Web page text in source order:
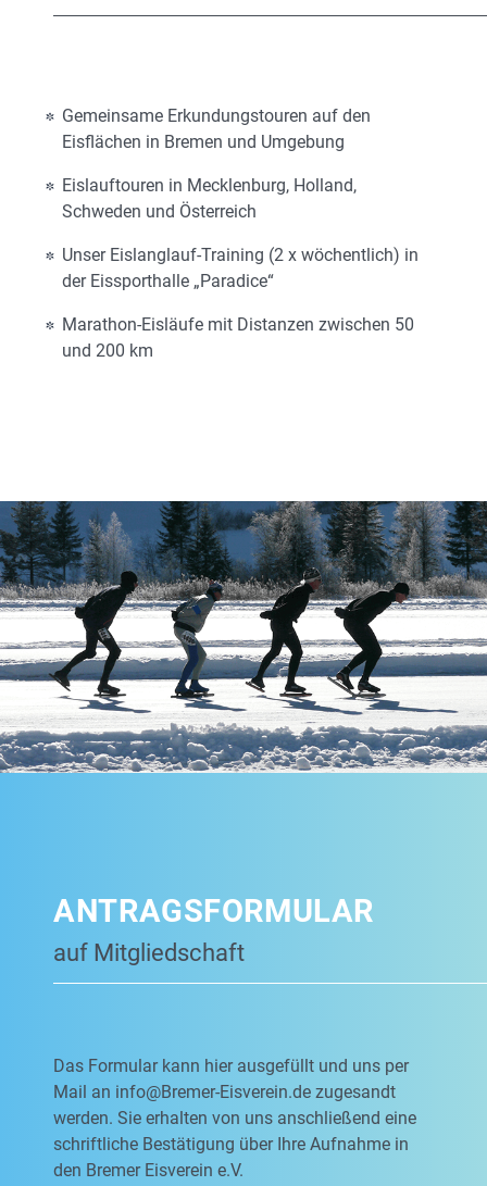
Gemeinsame Erkundungstouren auf den
Eisflächen in Bremen und Umgebung
Eislauftouren in Mecklenburg, Holland,
Schweden und Österreich
Unser Eislanglauf-Training (2 x wöchentlich) in
der Eissporthalle „Paradice“
Marathon-Eisläufe mit Distanzen zwischen 50
und 200 km
ANTRAGSFORMULAR
auf Mitgliedschaft
Das Formular kann hier ausgefüllt und uns per
Mail an info@Bremer-Eisverein.de zugesandt
werden. Sie erhalten von uns anschließend eine
schriftliche Bestätigung über Ihre Aufnahme in
den Bremer Eisverein e.V.